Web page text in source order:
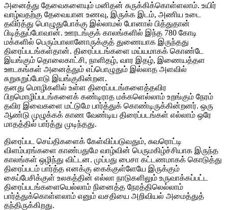
அனைத்து தேவைகளையும் மனிதன் சுருக்கிக்கொள்ளலாம். உயிர்
வாழ்வதற்கு தேவையான உணவு, இருக்க இடம், அணிய உடை
தவிர்த்து பொழுதுபோக்கு இல்லாமல் போனால் பித்துதான்
பிடித்துப்போவான். ஊரடங்குக் காலங்களில் இந்த 780 கோடி
மக்களில் பெரும்பாலானோருக்குத் துணையாக இருந்தது
திரைப்படங்கள்தான். திரைப்படங்களை மய்யமாகக் கொண்டே
இயங்கும் தொலைகாட்சி, நாளிதழ், வார இதழ், இணையத்தள
ஊடகங்கள் அனைத்தும் எப்பொழுதும் இல்லாத அளவில்
சுறுசுறுப்போடு இயங்குகின்றன.
தனது மொழிகளில் உள்ள திரைப்படங்களைத்தவிர
பிறமொழிப்படங்களைக் கண்டிராத மக்களெல்லாம் உறங்கும் நேரம்
தவிர இவைகளை மட்டுமே பார்த்துக் கொண்டிருக்கின்றனர். ஒரு
ஆண்டு முழுக்கக் காண வேண்டிய திரைப்படங்கள் எல்லாம் ஒரே
மாதத்தில் பார்த்து முடிந்தது.
திரைப்பட செய்திகளைக் கேள்விப்படுவதும், சுவரொட்டி
விளம்பரங்களை காண்பதுமே வாழ்வின் பெருமகிழ்ச்சியாக இருந்த
காலங்கள் ஒழிந்து விட்டன. முப்பது பைசா கட்டணமாகக் கொடுத்து
திரைப்படம் பார்த்த எனக்கு கைக்குள்ளேயே இருக்கும்
கைப்பேசிக்குள் உலகத்தின் எல்லா நாடுகளிலும் உருவாக்கப்பட்ட
திரைப்படங்களையெல்லாம் நினைத்த நேரத்திலெல்லாம்
பார்த்துக்கொள்ளலாம் எனும் வசதியை அறிவியல் அமைத்துத்
தந்திருக்கிறது.